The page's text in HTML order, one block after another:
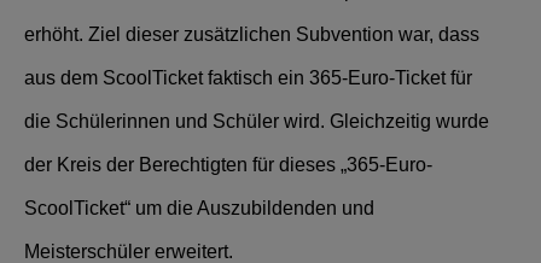
erhöht. Ziel dieser zusätzlichen Subvention war, dass
aus dem ScoolTicket faktisch ein 365-Euro-Ticket für
die Schülerinnen und Schüler wird. Gleichzeitig wurde
der Kreis der Berechtigten für dieses „365-Euro-
ScoolTicket“ um die Auszubildenden und
Meisterschüler erweitert.